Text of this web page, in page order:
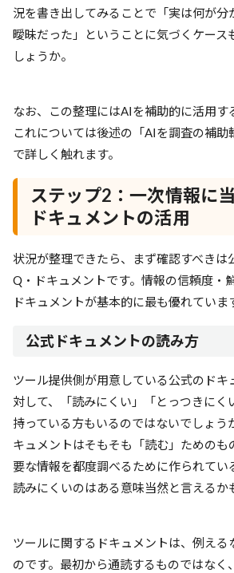
況を書き出してみることで「実は何が分
曖昧だった」ということに気づくケース
しょうか。
なお、この整理にはAIを補助的に活用す
これについては後述の「AIを調査の補助
で詳しく触れます。
ステップ2：一次情報に
ドキュメントの活用
状況が整理できたら、まず確認すべきは
Q・ドキュメントです。情報の信頼度・
ドキュメントが基本的に最も優れていま
公式ドキュメントの読み方
ツール提供側が用意している公式のドキ
対して、「読みにくい」「とっつきにく
持っている方もいるのではないでしょう
キュメントはそもそも「読む」ためのも
要な情報を都度調べるために作られてい
読みにくいのはある意味当然と言えるか
ツールに関するドキュメントは、例える
のです。最初から通読するものではなく